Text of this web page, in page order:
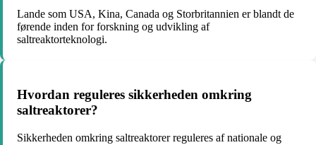
Lande som USA, Kina, Canada og Storbritannien er blandt de
førende inden for forskning og udvikling af
saltreaktorteknologi.
Hvordan reguleres sikkerheden omkring
saltreaktorer?
Sikkerheden omkring saltreaktorer reguleres af nationale og